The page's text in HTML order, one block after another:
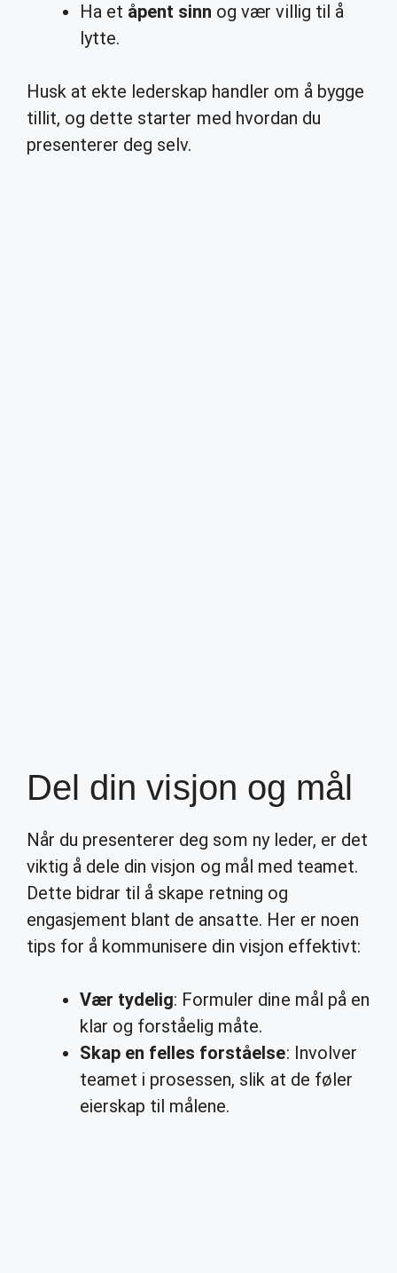
Ha et åpent sinn og vær villig til å
lytte.
Husk at ekte lederskap handler om å bygge
tillit, og dette starter med hvordan du
presenterer deg selv.
Del din visjon og mål
Når du presenterer deg som ny leder, er det
viktig å dele din visjon og mål med teamet.
Dette bidrar til å skape retning og
engasjement blant de ansatte. Her er noen
tips for å kommunisere din visjon effektivt:
Vær tydelig: Formuler dine mål på en
klar og forståelig måte.
Skap en felles forståelse: Involver
teamet i prosessen, slik at de føler
eierskap til målene.